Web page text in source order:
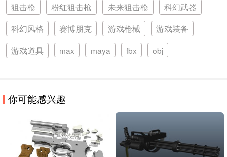
狙击枪 粉红狙击枪 未来狙击枪
科幻武器
科幻风格
赛博朋克 游戏枪械
游戏装备
游戏道具
max maya fbx obj
你可能感兴趣